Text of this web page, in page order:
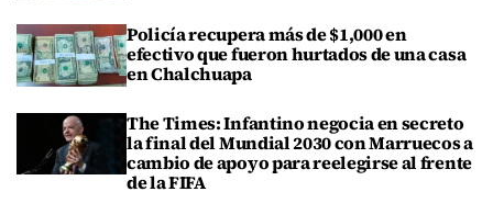
Policía recupera más de $1,000 en
efectivo que fueron hurtados de una casa
en Chalchuapa
The Times: Infantino negocia en secreto
la final del Mundial 2030 con Marruecos a
cambio de apoyo para reelegirse al frente
de la FIFA